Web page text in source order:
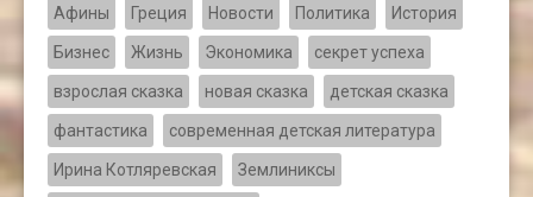
Афины Греция Новости Политика История
Бизнес Жизнь Экономика секрет успеха
взрослая сказка новая сказка детская сказка
фантастика современная детская литература
Ирина Котляревская Землиниксы